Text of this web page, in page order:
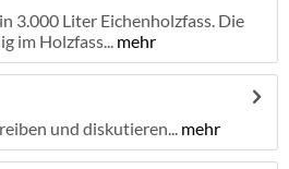
3.000 Liter Eichenholzfass. Die
im Holzfass... mehr
und diskutieren... mehr